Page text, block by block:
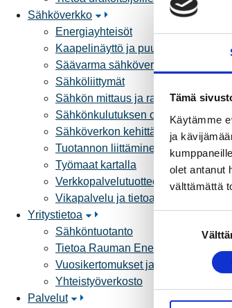
Tämä
Käytämme
ja
olet antanut
välttämättä
o
s
Sähköverkko
Energiayhteisöt
Kaapelinäyttö ja puunkaatoapu
Säävarma sähköverkko
Sähköliittymät
Sähkön mittaus ja raportointi
Sähkönkulutuksen ohjaus
Sähköverkon kehittämissuunnitelma
Tuotannon liittäminen verkkoon
Työmaat kartalla
Verkkopalvelutuotteet ja hinnastot
Vikapalvelu ja tietoa jakeluhäiriöistä
Yritystietoa
Sähköntuotanto
Tietoa Rauman Energiasta
Vuosikertomukset ja asiakaslehti
Yhteistyöverkosto
Palvelut